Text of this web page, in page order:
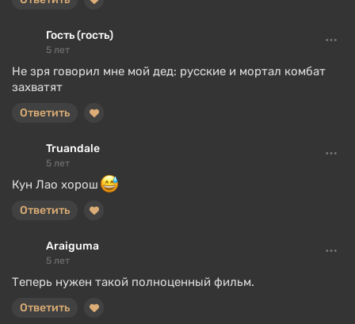
Гость (гость)
5 лет
Не зря говорил мне мой дед: русские и мортал комбат
захватят
Ответить
Truandale
5 лет
Кун Лао хорош
Ответить
Araiguma
5 лет
Теперь нужен такой полноценный фильм.
Ответить